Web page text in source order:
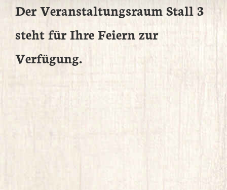
Der Veranstaltungsraum Stall 3
steht für Ihre Feiern zur
Verfügung.